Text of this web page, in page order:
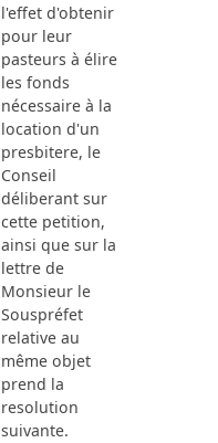
l'effet d'obtenir
pour leur
pasteurs à élire
les fonds
nécessaire à la
location d'un
presbitere, le
Conseil
déliberant sur
cette petition,
ainsi que sur la
lettre de
Monsieur le
Souspréfet
relative au
même objet
prend la
resolution
suivante.